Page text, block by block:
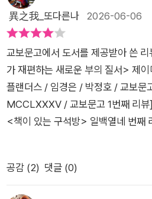
책이 던지는 메시지는 단순한 전망이
다. 과거처럼 자금 조달 비용이 낮다
을 내리던 환경에서 벗어나, 금리 수
체적으로 고려하는 전략적 판단이
특히 이 책은 세계 경제의 심장부에
이코노믹스의 경제학자들이 집필한
의 질과 양, 그리고 신뢰성 측면에서
장의 방대한 데이터를 철저하게 교
에 이 책의 경고는 더욱 묵직하게 다
미국 금리를 중심으로 논의를 전개하
에서 그 영향력은 지구 전체로 확산
이코노미스트로 워싱턴 D.C.에 기반
랜더스는 블룸버그 뉴스/리서치에서
인구구조의 영향, 더워지는 지구, 중
시아의 복수, 금리 하락의 시대는 끝
가기 등을 통해 그동안 오래 지속됐
요를 누렸지만 이젠 그 여건이 변했
과 자연이자율찰스 디킨스의 소설
차 산업혁명 시기 영국 공장 노동자
동 환경을 묘사한다. 이후 산업혁명
異之我_또다른나 2026-06-06
교보문고에서 도서를 제공받아 쓴
가 재편하는 새로운 부의 질서> 제이미 러시, 톰 올릭, 스테파니
플랜더스 / 임경은 / 박정호 / 교보
MCCLXXXV / 교보문고 1번째 리뷰
<책이 있는 구석방> 일백열네 번째
은행 금리를 보고 있으면 정말 '저축'
다고 '대출'을 받고자 하지만 마땅한
공감 (2) 댓글 (0)